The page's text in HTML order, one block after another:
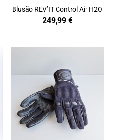
Blusão REV’IT Control Air H2O
249,99 €